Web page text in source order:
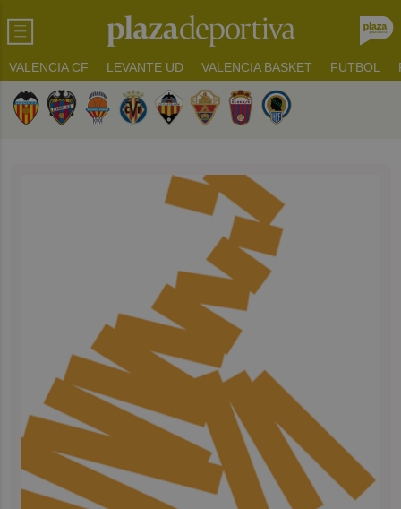
VALENCIA CF LEVANTE UD VALENCIA BASKET FUTBOL